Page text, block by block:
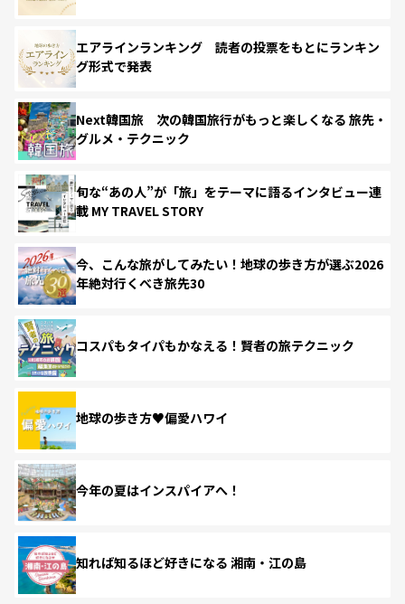
エアラインランキング 読者の投票をもとにランキン
グ形式で発表
Next韓国旅 次の韓国旅行がもっと楽しくなる 旅先・
グルメ・テクニック
旬な“あの人”が「旅」をテーマに語るインタビュー連
載 MY TRAVEL STORY
今、こんな旅がしてみたい！地球の歩き方が選ぶ2026
年絶対行くべき旅先30
コスパもタイパもかなえる！賢者の旅テクニック
地球の歩き方♥偏愛ハワイ
今年の夏はインスパイアへ！
知れば知るほど好きになる 湘南・江の島